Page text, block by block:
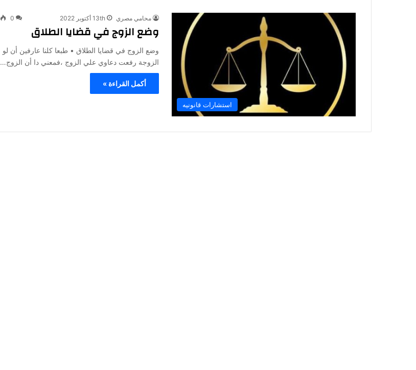
استشارات قانونيه
محامي مصري 13th أكتوبر 2022 0
وضع الزوج في قضايا الطلاق
وضع الزوج في قضايا الطلاق • طبعا كلنا عارفين أن لو
الزوجة رفعت دعاوي علي الزوج ،فمعني دا أن الزوج…
أكمل القراءة »